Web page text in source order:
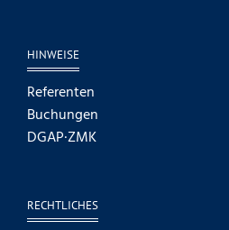
HINWEISE
Referenten
Buchungen
DGAP·ZMK
RECHTLICHES